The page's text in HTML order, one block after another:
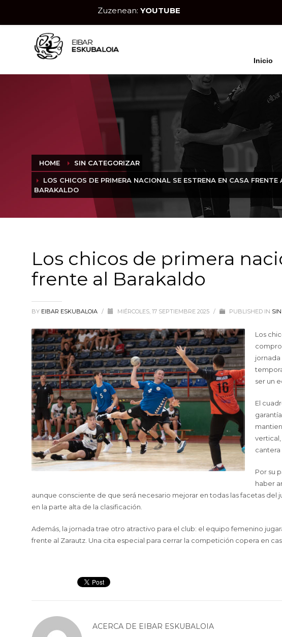
Inicio
HOME SIN CATEGORIZAR
LOS CHICOS DE PRIMERA NACIONAL SE ESTRENA EN CASA FRENTE
BARAKALDO
Los chicos de primera
frente al Barakaldo
BY EIBAR ESKUBALOIA / MIÉRCOLES, 17 SEPTIEMBRE 2025 / PUBLISHED IN
Los
jornada
ser un
El
cantera
Por su
haber
aunque consciente de que será necesario mejorar en todas las facetas
en la parte alta de la clasificación.
Además, la jornada trae otro atractivo para el club: el equipo femenino
frente al Zarautz. Una cita especial para cerrar la competición copera en
ACERCA DE EIBAR ESKUBALOIA
Zuzenean: YOUTUBE